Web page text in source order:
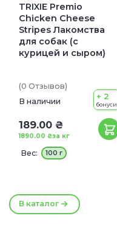
В каталог
TRIXIE Premio
Chicken Cheese
Stripes Лакомства
для собак (с
курицей и сыром)
(0 Отзывов)
В наличии
189.00 ₴
за кг
1890.00 ₴
+ 2
бонуси
Вес: 100 г